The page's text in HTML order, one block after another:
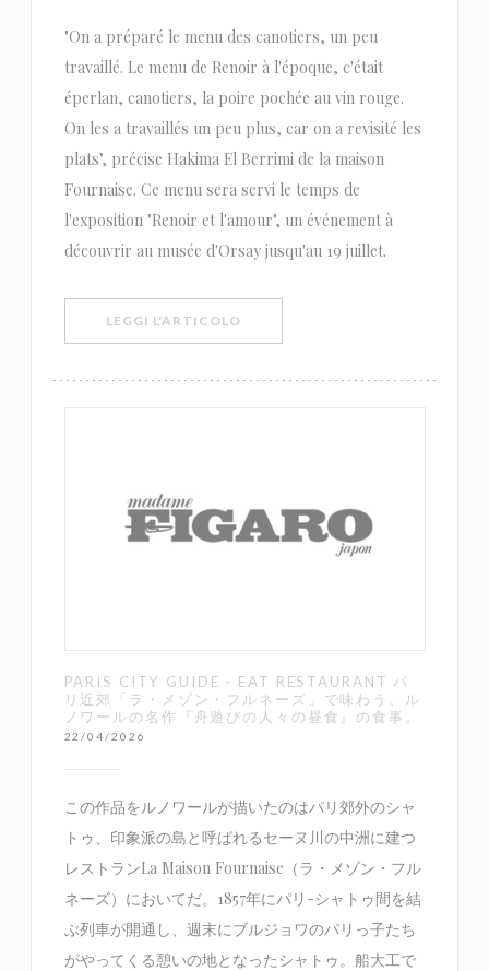
"On a préparé le menu des canotiers, un peu
travaillé. Le menu de Renoir à l'époque, c'était
éperlan, canotiers, la poire pochée au vin rouge.
On les a travaillés un peu plus, car on a revisité les
plats", précise Hakima El Berrimi de la maison
Fournaise. Ce menu sera servi le temps de
l'exposition "Renoir et l'amour", un événement à
découvrir au musée d'Orsay jusqu'au 19 juillet.
LEGGI L'ARTICOLO((APRE UNA NUOVA FINESTRA))
PARIS CITY GUIDE - EAT RESTAURANT パ
リ近郊「ラ・メゾン・フルネーズ」で味わう、ル
ノワールの名作『舟遊びの人々の昼食』の食事。
22/04/2026
この作品をルノワールが描いたのはパリ郊外のシャ
トゥ、印象派の島と呼ばれるセーヌ川の中洲に建つ
レストランLa Maison Fournaise（ラ・メゾン・フル
ネーズ）においてだ。1857年にパリ-シャトゥ間を結
ぶ列車が開通し、週末にブルジョワのパリっ子たち
がやってくる憩いの地となったシャトゥ。船大工で